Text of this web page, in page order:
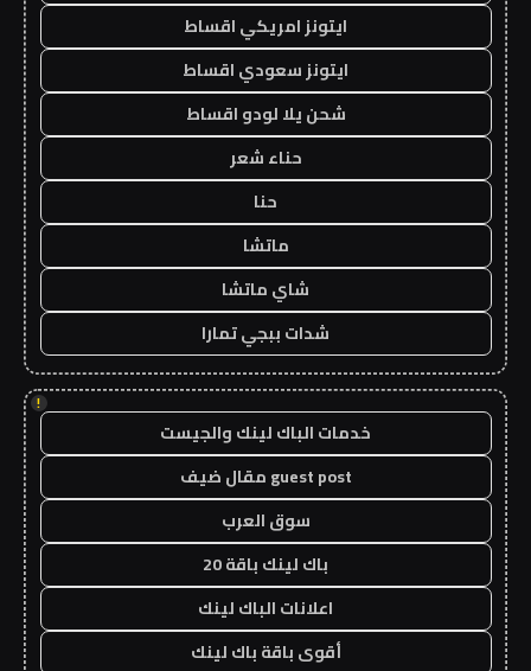
ايتونز امريكي اقساط
ايتونز سعودي اقساط
شحن يلا لودو اقساط
حناء شعر
حنا
ماتشا
شاي ماتشا
شدات ببجي تمارا
!
خدمات الباك لينك والجيست
guest post مقال ضيف
سوق العرب
باك لينك باقة 20
اعلانات الباك لينك
أقوى باقة باك لينك